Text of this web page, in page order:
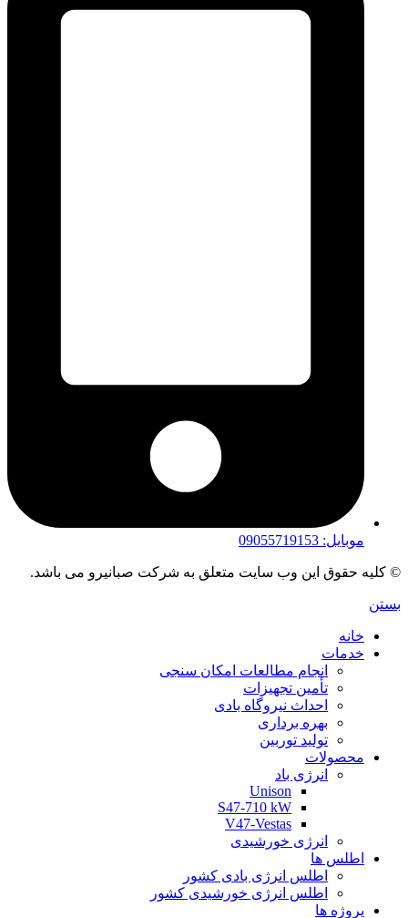
موبایل: 09055719153
© کلیه حقوق این وب سایت متعلق به شرکت صبانیرو می باشد.
بستن
خانه
خدمات
انجام مطالعات امکان سنجی
تأمین تجهیزات
احداث نیروگاه بادی
بهره برداری
تولید توربین
محصولات
انرژی باد
Unison
S47-710 kW
V47-Vestas
انرژی خورشیدی
اطلس ها
اطلس انرژی بادی کشور
اطلس انرژی خورشیدی کشور
پروژه ها